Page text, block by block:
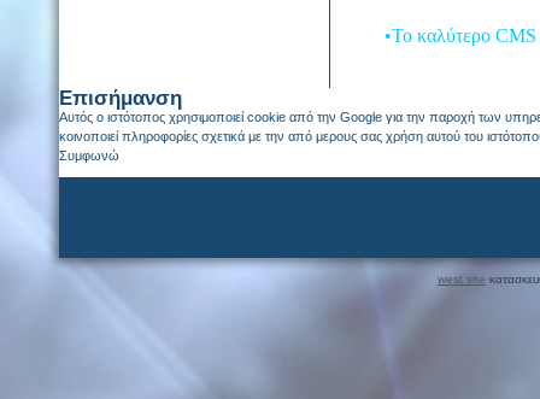
•Το καλύτερο CMS
Επισήμανση
Αυτός ο ιστότοπος χρησιμοποιεί cookie από την Google για την παροχή των
κοινοποιεί πληροφορίες σχετικά με την από μερους σας χρήση αυτού του
Συμφωνώ
west site